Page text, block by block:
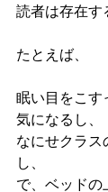
読者は存在す
たとえば、
眠い目をこす
気になるし、
なにせクラス
し、
で、ベッドの